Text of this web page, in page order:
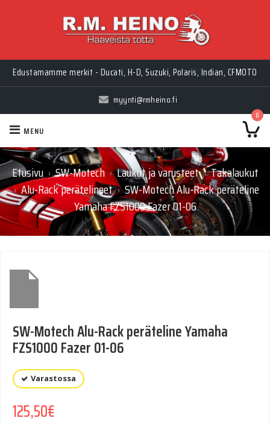
Edustamamme merkit - Ducati, H-D, Suzuki, Polaris, Indian, CFMOTO
myynti@rmheino.fi
0
MENU
Etusivu › SW-Motech › Laukut ja varusteet › Takalaukut
› Alu-Rack perätelineet › SW-Motech Alu-Rack peräteline
Yamaha FZS1000 Fazer 01-06
SW-Motech Alu-Rack peräteline Yamaha
FZS1000 Fazer 01-06
Varastossa
125,50€